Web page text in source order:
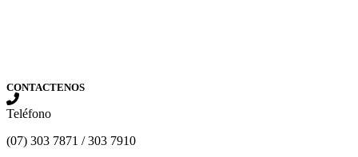
CONTACTENOS
Teléfono
(07) 303 7871 / 303 7910